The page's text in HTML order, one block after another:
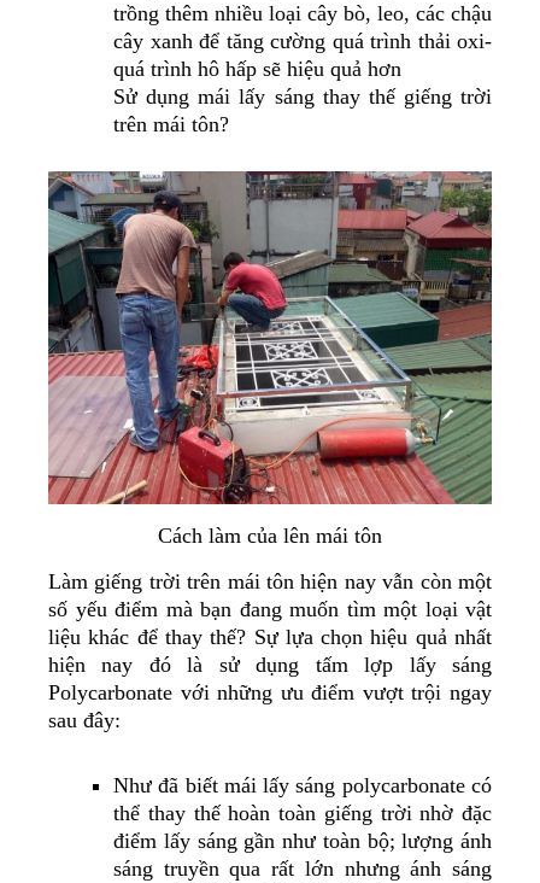
trồng thêm nhiều loại cây bò, leo, các chậu
cây xanh để tăng cường quá trình thải oxi-
quá trình hô hấp sẽ hiệu quả hơn
Sử dụng mái lấy sáng thay thế giếng trời
trên mái tôn?
Cách làm của lên mái tôn
Làm giếng trời trên mái tôn hiện nay vẫn còn một
số yếu điểm mà bạn đang muốn tìm một loại vật
liệu khác để thay thế? Sự lựa chọn hiệu quả nhất
hiện nay đó là sử dụng tấm lợp lấy sáng
Polycarbonate với những ưu điểm vượt trội ngay
sau đây:
Như đã biết mái lấy sáng polycarbonate có
thể thay thế hoàn toàn giếng trời nhờ đặc
điểm lấy sáng gần như toàn bộ; lượng ánh
sáng truyền qua rất lớn nhưng ánh sáng